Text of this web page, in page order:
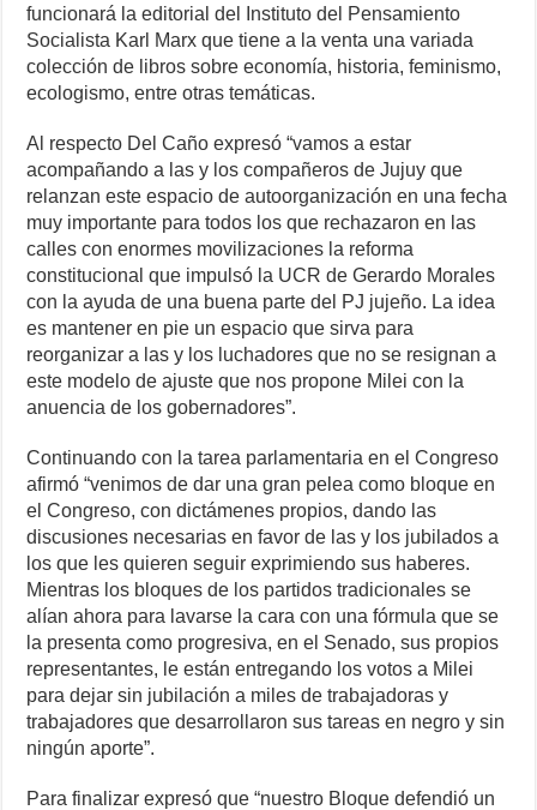
funcionará la editorial del Instituto del Pensamiento
Socialista Karl Marx que tiene a la venta una variada
colección de libros sobre economía, historia, feminismo,
ecologismo, entre otras temáticas.
Al respecto Del Caño expresó “vamos a estar
acompañando a las y los compañeros de Jujuy que
relanzan este espacio de autoorganización en una fecha
muy importante para todos los que rechazaron en las
calles con enormes movilizaciones la reforma
constitucional que impulsó la UCR de Gerardo Morales
con la ayuda de una buena parte del PJ jujeño. La idea
es mantener en pie un espacio que sirva para
reorganizar a las y los luchadores que no se resignan a
este modelo de ajuste que nos propone Milei con la
anuencia de los gobernadores”.
Continuando con la tarea parlamentaria en el Congreso
afirmó “venimos de dar una gran pelea como bloque en
el Congreso, con dictámenes propios, dando las
discusiones necesarias en favor de las y los jubilados a
los que les quieren seguir exprimiendo sus haberes.
Mientras los bloques de los partidos tradicionales se
alían ahora para lavarse la cara con una fórmula que se
la presenta como progresiva, en el Senado, sus propios
representantes, le están entregando los votos a Milei
para dejar sin jubilación a miles de trabajadoras y
trabajadores que desarrollaron sus tareas en negro y sin
ningún aporte”.
Para finalizar expresó que “nuestro Bloque defendió un